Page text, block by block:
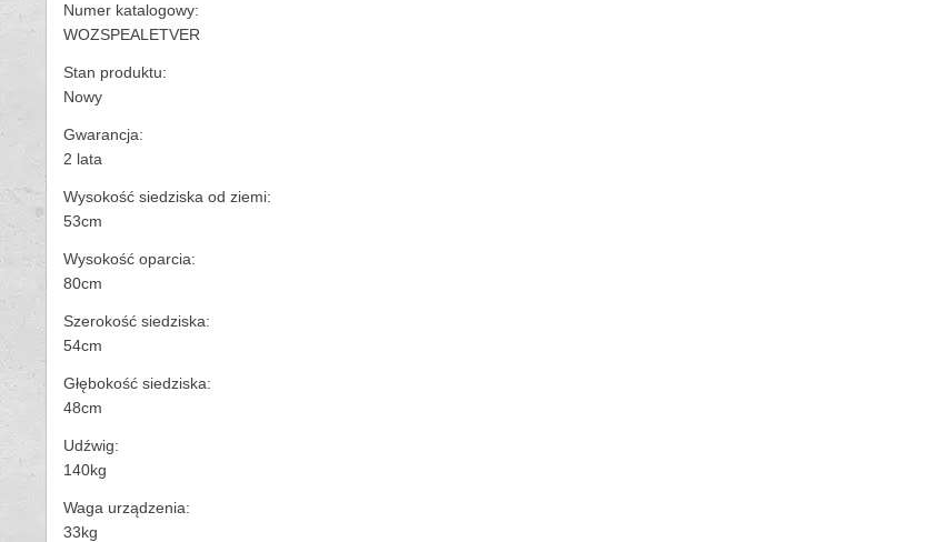
Numer katalogowy:
WOZSPEALETVER
Stan produktu:
Nowy
Gwarancja:
2 lata
Wysokość siedziska od ziemi:
53cm
Wysokość oparcia:
80cm
Szerokość siedziska:
54cm
Głębokość siedziska:
48cm
Udźwig:
140kg
Waga urządzenia:
33kg